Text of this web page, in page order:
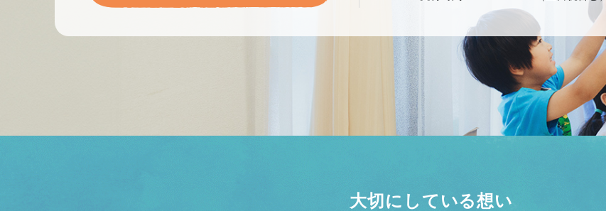
大切にしている想い